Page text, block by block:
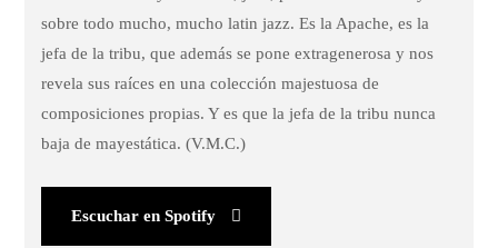
sobre todo mucho, mucho latin jazz. Es la Apache, es la
jefa de la tribu, que además se pone extragenerosa y nos
revela sus raíces en una colección majestuosa de
composiciones propias. Y es que la jefa de la tribu nunca
baja de mayestática. (V.M.C.)
Escuchar en Spotify